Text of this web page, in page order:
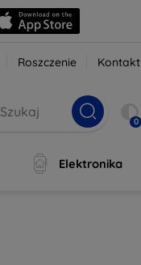
Roszczenie Kontakt
0
Elektronika